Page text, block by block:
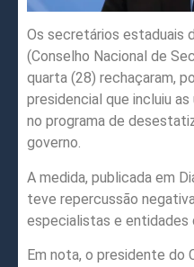
Os secretários estaduais
(Conselho Nacional de
quarta (28) rechaçaram,
presidencial que incluiu
no programa de
governo.
A medida, publicada em
teve repercussão
especialistas e entidades
Em nota, o presidente do